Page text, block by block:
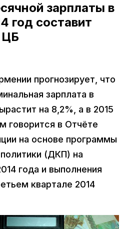
зарплаты в
год составит
ЦБ
прогнозирует, что
зарплата в
на 8,2%, а в 2015
говорится в Отчёте
на основе программы
(ДКП) на
года и выполнения
квартале 2014